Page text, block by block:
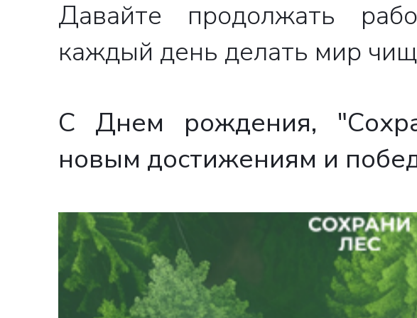
Давайте продолжать
каждый день делать мир
С Днем рождения,
новым достижениям и